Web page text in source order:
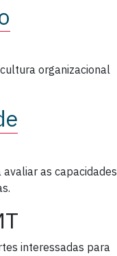
organizacional
as capacidades
interessadas para